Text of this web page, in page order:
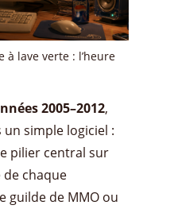
à lave verte : l’heure
2005–2012,
un simple logiciel :
pilier central sur
de chaque
guilde de MMO ou